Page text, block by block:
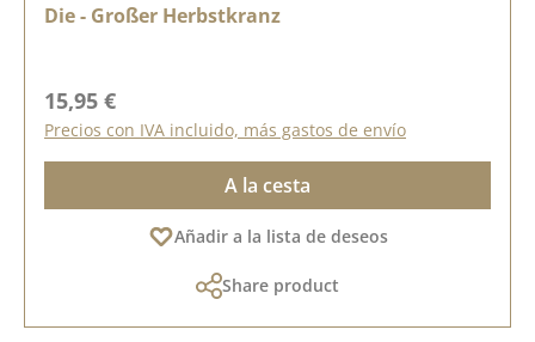
Die - Großer Herbstkranz
Precio normal:
15,95 €
Precios con IVA incluido, más gastos de envío
A la cesta
Añadir a la lista de deseos
Share product